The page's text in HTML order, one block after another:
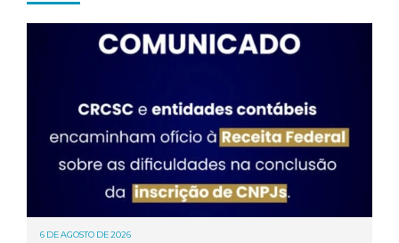
6 DE AGOSTO DE 2026